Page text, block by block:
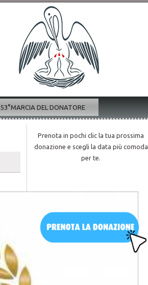
53°MARCIA DEL DONATORE
Prenota in pochi clic la tua prossima
donazione e scegli la data più comoda
per te.